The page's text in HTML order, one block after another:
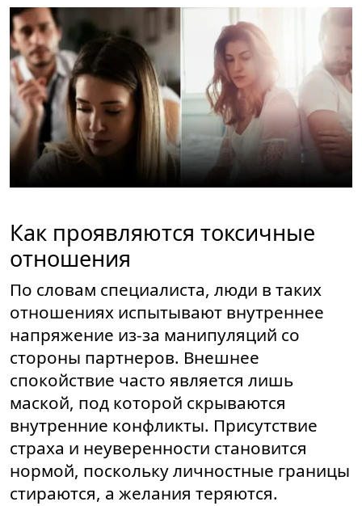
Как проявляются токсичные
отношения
По словам специалиста, люди в таких
отношениях испытывают внутреннее
напряжение из-за манипуляций со
стороны партнеров. Внешнее
спокойствие часто является лишь
маской, под которой скрываются
внутренние конфликты. Присутствие
страха и неуверенности становится
нормой, поскольку личностные границы
стираются, а желания теряются.